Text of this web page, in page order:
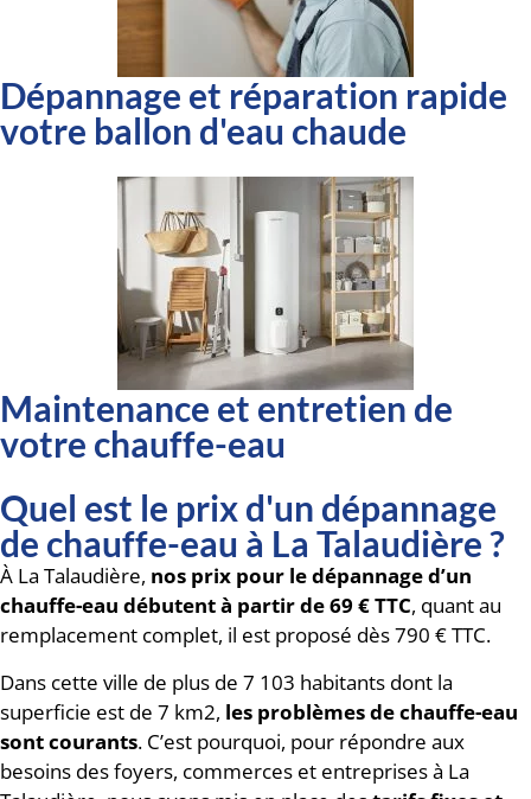
Dépannage et réparation rapide
votre ballon d'eau chaude
Maintenance et entretien de
votre chauffe-eau
Quel est le prix d'un dépannage
de chauffe-eau à La Talaudière ?
À La Talaudière, nos prix pour le dépannage d’un
chauffe-eau débutent à partir de 69 € TTC, quant au
remplacement complet, il est proposé dès 790 € TTC.
Dans cette ville de plus de 7 103 habitants dont la
superficie est de 7 km2, les problèmes de chauffe-eau
sont courants. C’est pourquoi, pour répondre aux
besoins des foyers, commerces et entreprises à La